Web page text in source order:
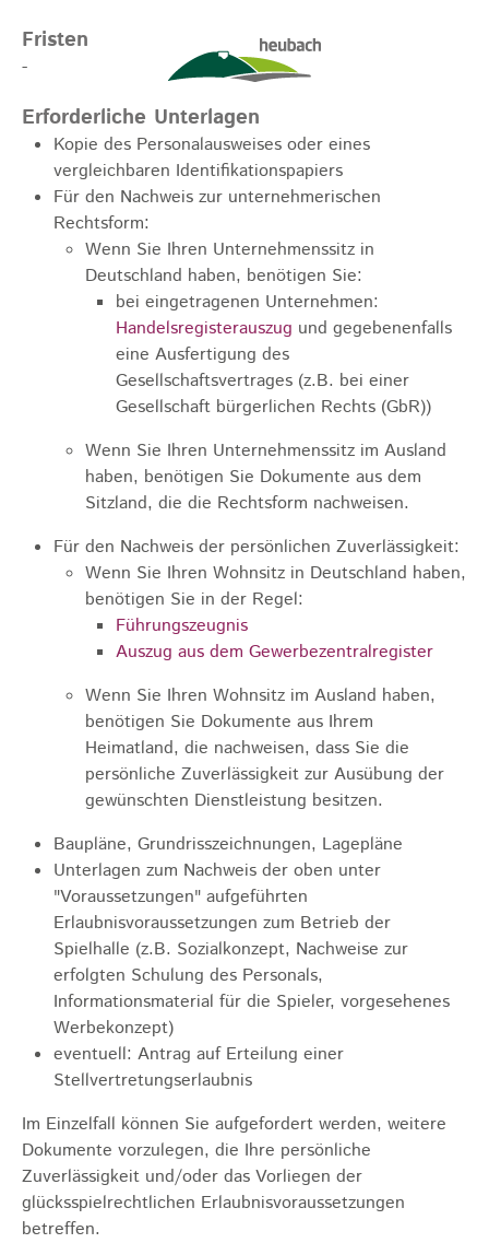
Fristen
-
Erforderliche Unterlagen
Kopie des Personalausweises oder eines
vergleichbaren Identifikationspapiers
Für den Nachweis zur unternehmerischen
Rechtsform:
Wenn Sie Ihren Unternehmenssitz in
Deutschland haben, benötigen Sie:
bei eingetragenen Unternehmen:
Handelsregisterauszug und gegebenenfalls
eine Ausfertigung des
Gesellschaftsvertrages (z.B. bei einer
Gesellschaft bürgerlichen Rechts (GbR))
Wenn Sie Ihren Unternehmenssitz im Ausland
haben, benötigen Sie Dokumente aus dem
Sitzland, die die Rechtsform nachweisen.
Für den Nachweis der persönlichen Zuverlässigkeit:
Wenn Sie Ihren Wohnsitz in Deutschland haben,
benötigen Sie in der Regel:
Führungszeugnis
Auszug aus dem Gewerbezentralregister
Wenn Sie Ihren Wohnsitz im Ausland haben,
benötigen Sie Dokumente aus Ihrem
Heimatland, die nachweisen, dass Sie die
persönliche Zuverlässigkeit zur Ausübung der
gewünschten Dienstleistung besitzen.
Baupläne, Grundrisszeichnungen, Lagepläne
Unterlagen zum Nachweis der oben unter
"Voraussetzungen" aufgeführten
Erlaubnisvoraussetzungen zum Betrieb der
Spielhalle (z.B. Sozialkonzept, Nachweise zur
erfolgten Schulung des Personals,
Informationsmaterial für die Spieler, vorgesehenes
Werbekonzept)
eventuell: Antrag auf Erteilung einer
Stellvertretungserlaubnis
Im Einzelfall können Sie aufgefordert werden, weitere
Dokumente vorzulegen, die Ihre persönliche
Zuverlässigkeit und/oder das Vorliegen der
glücksspielrechtlichen Erlaubnisvoraussetzungen
betreffen.